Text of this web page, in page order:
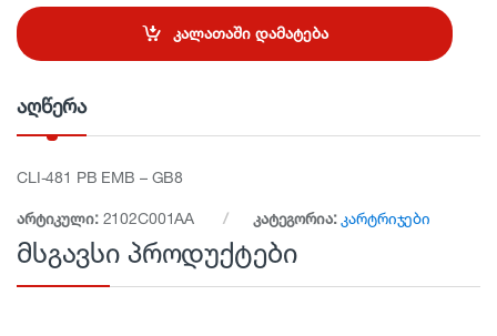
t
i
კალათაში დამატება
აღწერა
CLI-481 PB EMB – GB8
არტიკული: 2102C001AA კატეგორია: კარტრიჯები
მსგავსი პროდუქტები